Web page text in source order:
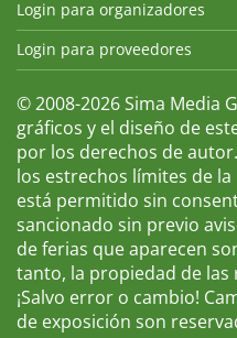
Login para organizadores
Login para proveedores
© 2008-2026 Sima Media
gráficos y el diseño de
por los derechos de
los estrechos límites de
está permitido sin
sancionado sin previo
de ferias que aparecen
tanto, la propiedad de las
¡Salvo error o cambio!
de exposición son